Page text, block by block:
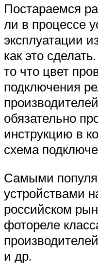
Постараемся
ли в процессе
эксплуатации
как это
то что цвет
подключения
обязательно
инструкцию в
схема
Самыми
устройствами
российском
фотореле
и др.